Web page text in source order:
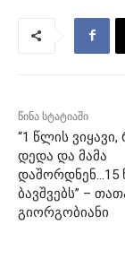
წინა სტატიაში
“1 წლის
დედა და მამა
დაშორდნენ…15
ბავშვებს” –
გიორგობიანი